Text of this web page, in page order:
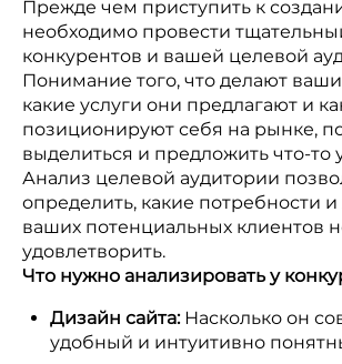
Прежде чем приступить к
необходимо провести
конкурентов и вашей целевой
Понимание того, что делают
какие услуги они предлагают и
позиционируют себя на рынке,
выделиться и предложить что-то
Анализ целевой аудитории
определить, какие потребности
ваших потенциальных клиентов
удовлетворить.
Что нужно анализировать у
Дизайн сайта:Насколько он
удобный и интуитивно